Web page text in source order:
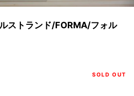
ストランド/FORMA/フォル
SOLD OUT